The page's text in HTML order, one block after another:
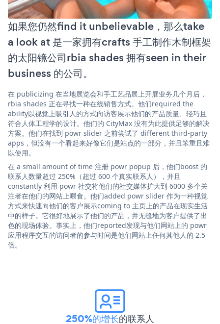
如果您仍然find it unbelievable，那么take
a look at 是一家拥有crafts 手工制作木制框架
的太阳镜公司rbia shades 拥有seen in their
business 的公司。
在 publicizing 在当地展览会和手工艺品展上开展业务几个月后，
rbia shades 正在寻找一种在线销售方式。他们required the
ability以视觉上吸引人的方式向访客展示他们的产品质量、轻巧且
符合人体工程学的设计。他们的 CityMax 没有为此提供足够的解决
方案。他们在找到 powr slider 之前尝试了 different third-party
apps，但没有一个看起来好像它们是站点的一部分，并且笨重且难
以使用。
在 a small amount of time 注册 powr popup 后，他们boost 的
联系人数量超过 250%（超过 600 个真实联系人），并且
constantly 利用 powr 社交将他们的社交媒体扩大到 6000 多个关
注者在他们的网站上喂食。他们added powr slider 作为一种视觉
方式来快速向他们的客户展示coming to 主页上的产品在现实生活
中的样子。它很好地展示了他们的产品，并无缝地为客户提供了出
色的现场体验。事实上，他们reported发现与他们网站上的 powr
应用程序交互的访问者的参与时间是他们网站上任何其他人的 2.5
倍。
250%的增长的联系人